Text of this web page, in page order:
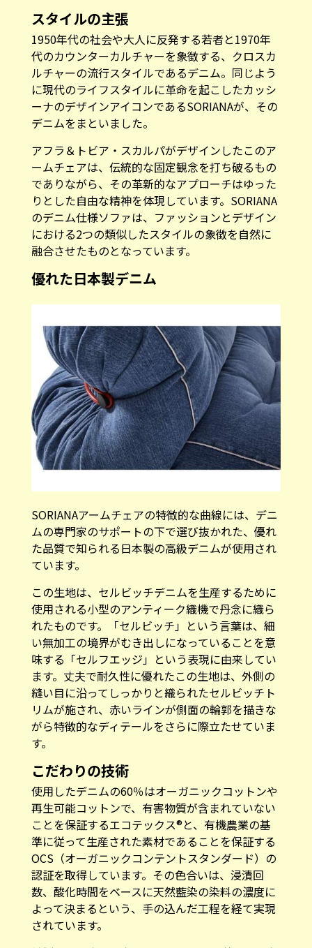
スタイルの主張
1950年代の社会や大人に反発する若者と1970年
代のカウンターカルチャーを象徴する、クロスカ
ルチャーの流行スタイルであるデニム。同じよう
に現代のライフスタイルに革命を起こしたカッシ
ーナのデザインアイコンであるSORIANAが、その
デニムをまといました。
アフラ＆トビア・スカルパがデザインしたこのア
ームチェアは、伝統的な固定観念を打ち破るもの
でありながら、その革新的なアプローチはゆった
りとした自由な精神を体現しています。SORIANA
のデニム仕様ソファは、ファッションとデザイン
における2つの類似したスタイルの象徴を自然に
融合させたものとなっています。
優れた日本製デニム
SORIANAアームチェアの特徴的な曲線には、デニ
ムの専門家のサポートの下で選び抜かれた、優れ
た品質で知られる日本製の高級デニムが使用され
ています。
この生地は、セルビッチデニムを生産するために
使用される小型のアンティーク織機で丹念に織ら
れたものです。「セルビッチ」という言葉は、細
い無加工の境界がむき出しになっていることを意
味する「セルフエッジ」という表現に由来してい
ます。丈夫で耐久性に優れたこの生地は、外側の
縫い目に沿ってしっかりと織られたセルビッチト
リムが施され、赤いラインが側面の輪郭を描きな
がら特徴的なディテールをさらに際立たせていま
す。
こだわりの技術
使用したデニムの60％はオーガニックコットンや
再生可能コットンで、有害物質が含まれていない
ことを保証するエコテックス®と、有機農業の基
準に従って生産された素材であることを保証する
OCS（オーガニックコンテントスタンダード）の
認証を取得しています。その色合いは、浸漬回
数、酸化時間をベースに天然藍染の染料の濃度に
よって決まるという、手の込んだ工程を経て実現
されています。